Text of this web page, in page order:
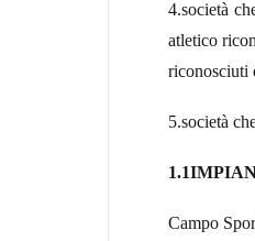
4.società
atletico
riconosciuti
5.società
Campo